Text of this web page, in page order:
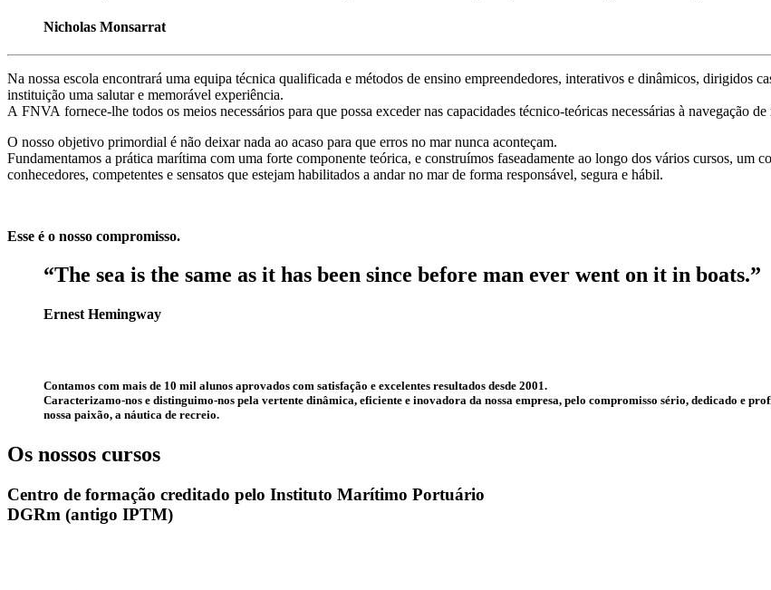
Nicholas Monsarrat
Na nossa escola encontrará uma equipa técnica qualificada e métodos de ensino empreendedores, interativos e dinâmicos, dirigidos
instituição uma salutar e memorável experiência.
A FNVA fornece-lhe todos os meios necessários para que possa exceder nas capacidades técnico-teóricas necessárias à navegação
O nosso objetivo primordial é não deixar nada ao acaso para que erros no mar nunca aconteçam.
Fundamentamos a prática marítima com uma forte componente teórica, e construímos faseadamente ao longo dos vários cursos, um
conhecedores, competentes e sensatos que estejam habilitados a andar no mar de forma responsável, segura e hábil.
Esse é o nosso compromisso.
“The sea is the same as it has been since before man ever went on it in boats.”
Ernest Hemingway
Contamos com mais de 10 mil alunos aprovados com satisfação e excelentes resultados desde 2001.
Caracterizamo-nos e distinguimo-nos pela vertente dinâmica, eficiente e inovadora da nossa empresa, pelo compromisso sério, dedicado e
nossa paixão, a náutica de recreio.
Os nossos cursos
Centro de formação creditado pelo Instituto Marítimo Portuário
DGRm (antigo IPTM)